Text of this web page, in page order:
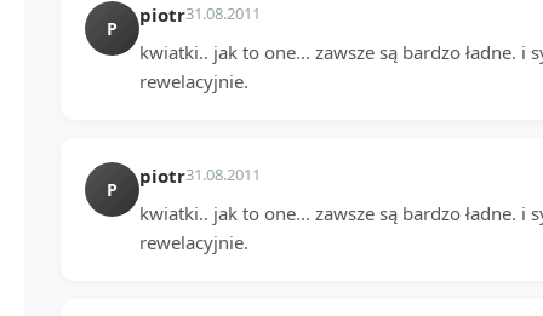
P
piotr31.08.2011
kwiatki.. jak to one... zawsze są bardzo ładne. i
rewelacyjnie.
P
piotr31.08.2011
kwiatki.. jak to one... zawsze są bardzo ładne. i
rewelacyjnie.